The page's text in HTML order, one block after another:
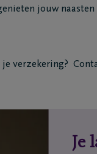
Contacteer
jouw
verzekering?
Je